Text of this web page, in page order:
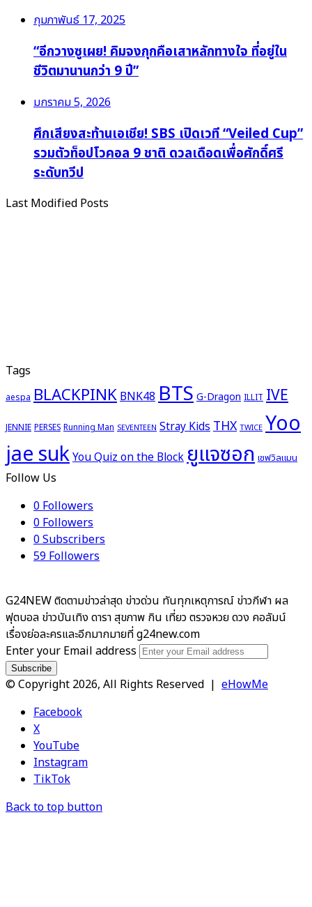
กุมภาพันธ์ 17, 2025
“อีกวางซูเผย! คิมจงกุกคือเสาหลักทางใจ ที่อยู่ใน
ชีวิตมานานกว่า 9 ปี”
มกราคม 5, 2026
ศึกเสียงสะท้านเอเชีย! SBS เปิดเวที “Veiled Cup”
รวมตัวท็อปโวคอล 9 ชาติ ดวลเดือดเพื่อศักดิ์ศรี
ระดับทวีป
Last Modified Posts
Tags
aespa BLACKPINKBNK48BTSG-Dragon ILLIT IVE
JENNIE PERSES Running Man SEVENTEEN Stray KidsTHX TWICE Yoo
jae sukYou Quiz on the Blockยูแจซอก เชฟวิลแมน
Follow Us
0Followers
0Followers
0Subscribers
59Followers
G24NEW ติดตามข่าวล่าสุด ข่าวด่วน ทันทุกเหตุการณ์ ข่าวกีฬา ผล
ฟุตบอล ข่าวบันเทิง ดารา สุขภาพ กิน เที่ยว ตรวจหวย ดวง คอลัมน์
เรื่องย่อละครและอีกมากมายที่ g24new.com
Enter your Email address
© Copyright 2026, All Rights Reserved | eHowMe
Facebook
X
YouTube
Instagram
TikTok
Back to top button